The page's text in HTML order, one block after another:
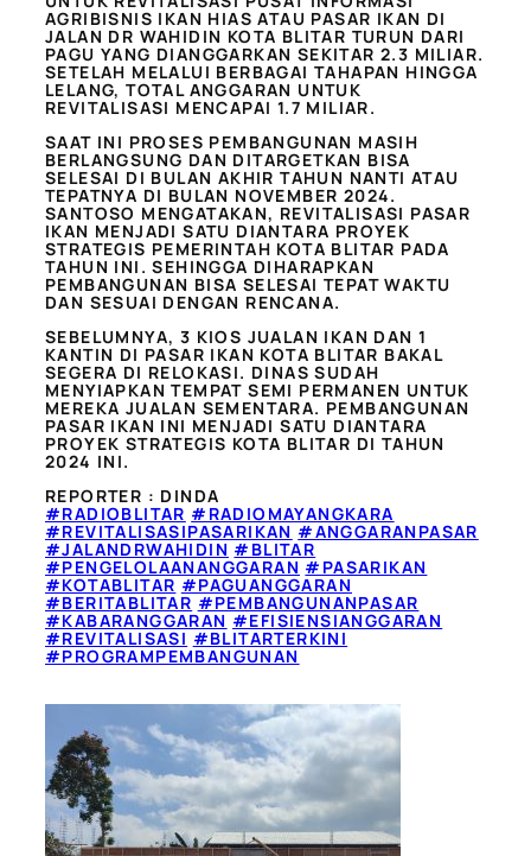
AGRIBISNIS IKAN HIAS ATAU PASAR IKAN DI
JALAN DR WAHIDIN KOTA BLITAR TURUN DARI
PAGU YANG DIANGGARKAN SEKITAR 2.3 MILIAR.
SETELAH MELALUI BERBAGAI TAHAPAN HINGGA
LELANG, TOTAL ANGGARAN UNTUK
REVITALISASI MENCAPAI 1.7 MILIAR.
SAAT INI PROSES PEMBANGUNAN MASIH
BERLANGSUNG DAN DITARGETKAN BISA
SELESAI DI BULAN AKHIR TAHUN NANTI ATAU
TEPATNYA DI BULAN NOVEMBER 2024.
SANTOSO MENGATAKAN, REVITALISASI PASAR
IKAN MENJADI SATU DIANTARA PROYEK
STRATEGIS PEMERINTAH KOTA BLITAR PADA
TAHUN INI. SEHINGGA DIHARAPKAN
PEMBANGUNAN BISA SELESAI TEPAT WAKTU
DAN SESUAI DENGAN RENCANA.
SEBELUMNYA, 3 KIOS JUALAN IKAN DAN 1
KANTIN DI PASAR IKAN KOTA BLITAR BAKAL
SEGERA DI RELOKASI. DINAS SUDAH
MENYIAPKAN TEMPAT SEMI PERMANEN UNTUK
MEREKA JUALAN SEMENTARA. PEMBANGUNAN
PASAR IKAN INI MENJADI SATU DIANTARA
PROYEK STRATEGIS KOTA BLITAR DI TAHUN
2024 INI.
REPORTER : DINDA
#RADIOBLITAR #RADIOMAYANGKARA
#REVITALISASIPASARIKAN #ANGGARANPASAR
#JALANDRWAHIDIN #BLITAR
#PENGELOLAANANGGARAN #PASARIKAN
#KOTABLITAR #PAGUANGGARAN
#BERITABLITAR #PEMBANGUNANPASAR
#KABARANGGARAN #EFISIENSIANGGARAN
#REVITALISASI #BLITARTERKINI
#PROGRAMPEMBANGUNAN